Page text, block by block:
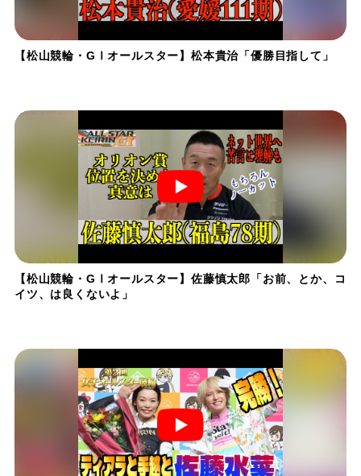
【松山競輪・GⅠオールスター】松本貴治「優勝目指して」
【松山競輪・GⅠオールスター】佐藤慎太郎「お前、とか、コ
イツ、は良くないよ」